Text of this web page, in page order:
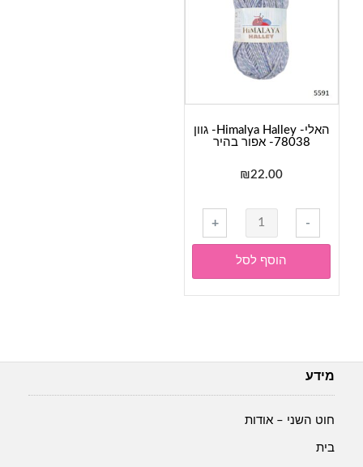
האלי- Himalya Halley- גוון
78038- אפור בהיר
₪22.00
-
כמות
של
האלי-
Himalya
Halley-
+
הוסף לסל
מידע
חוט השני – אודות
בית